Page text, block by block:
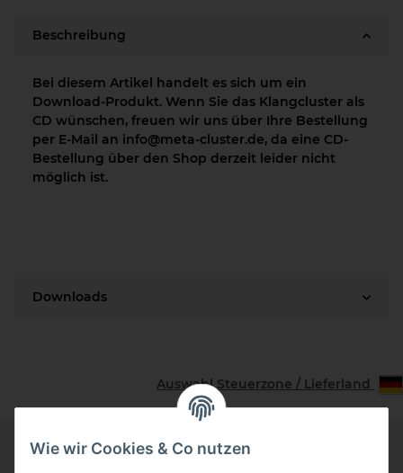
Beschreibung
Bei diesem Artikel handelt es sich um ein
Download-Produkt. Wenn Sie das Klangcluster als
CD wünschen, freuen wir uns über Ihre Bestellung
per E-Mail an info@meta-cluster.de, da eine CD-
Bestellung über den Shop derzeit leider nicht
möglich ist.
Downloads
Auswahl Steuerzone / Lieferland
Wie wir Cookies & Co nutzen